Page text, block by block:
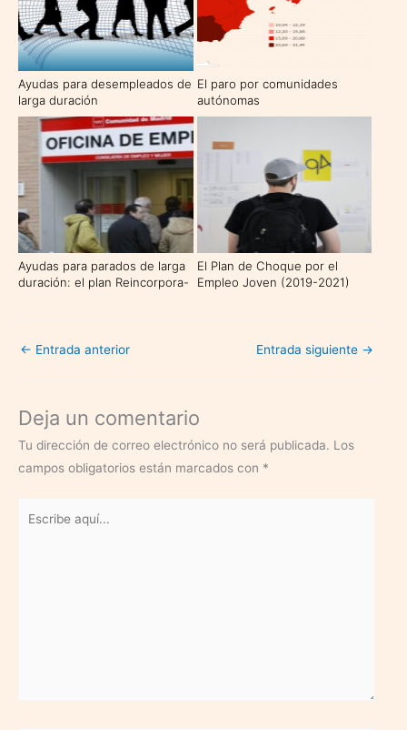
Ayudas para desempleados de
larga duración
El paro por comunidades
autónomas
Ayudas para parados de larga
duración: el plan Reincorpora-
El Plan de Choque por el
Empleo Joven (2019-2021)
← Entrada anterior Entrada siguiente →
Deja un comentario
Tu dirección de correo electrónico no será publicada. Los
campos obligatorios están marcados con *